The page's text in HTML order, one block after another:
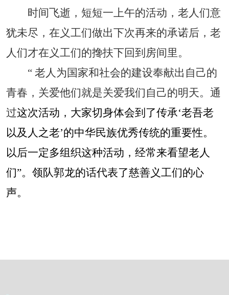
时间飞逝，短短一上午的活动，老人们意
犹未尽，在义工们做出下次再来的承诺后，老
人们才在义工们的搀扶下回到房间里。
“ 老人为国家和社会的建设奉献出自己的
青春，关爱他们就是关爱我们自己的明天。通
过这次活动，大家切身体会到了传承‘老吾老
以及人之老’的中华民族优秀传统的重要性。
以后一定多组织这种活动，经常来看望老人
们”。领队郭龙的话代表了慈善义工们的心
声。